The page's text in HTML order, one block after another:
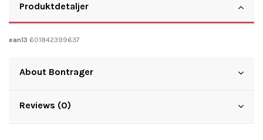
Produktdetaljer
ean13 601842399637
About Bontrager
Reviews (0)